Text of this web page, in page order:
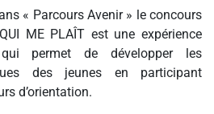
« Parcours Avenir » le concours
ME PLAÎT est une expérience
permet de développer les
des jeunes en participant
d’orientation.